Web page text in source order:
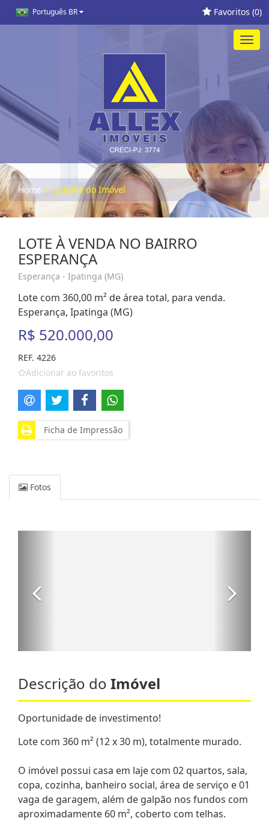
Português BR Favoritos (0)
Home Detalhe do Imóvel
LOTE À VENDA NO BAIRRO
ESPERANÇA
Esperança - Ipatinga (MG)
Lote com 360,00 m² de área total, para venda.
Esperança, Ipatinga (MG)
R$ 520.000,00
REF. 4226
Adicionar ao favoritos
Ficha de Impressão
Fotos
Descrição do Imóvel
Oportunidade de investimento!
Lote com 360 m² (12 x 30 m), totalmente murado.
O imóvel possui casa em laje com 02 quartos, sala,
copa, cozinha, banheiro social, área de serviço e 01
vaga de garagem, além de galpão nos fundos com
aproximadamente 60 m², coberto com telhas.